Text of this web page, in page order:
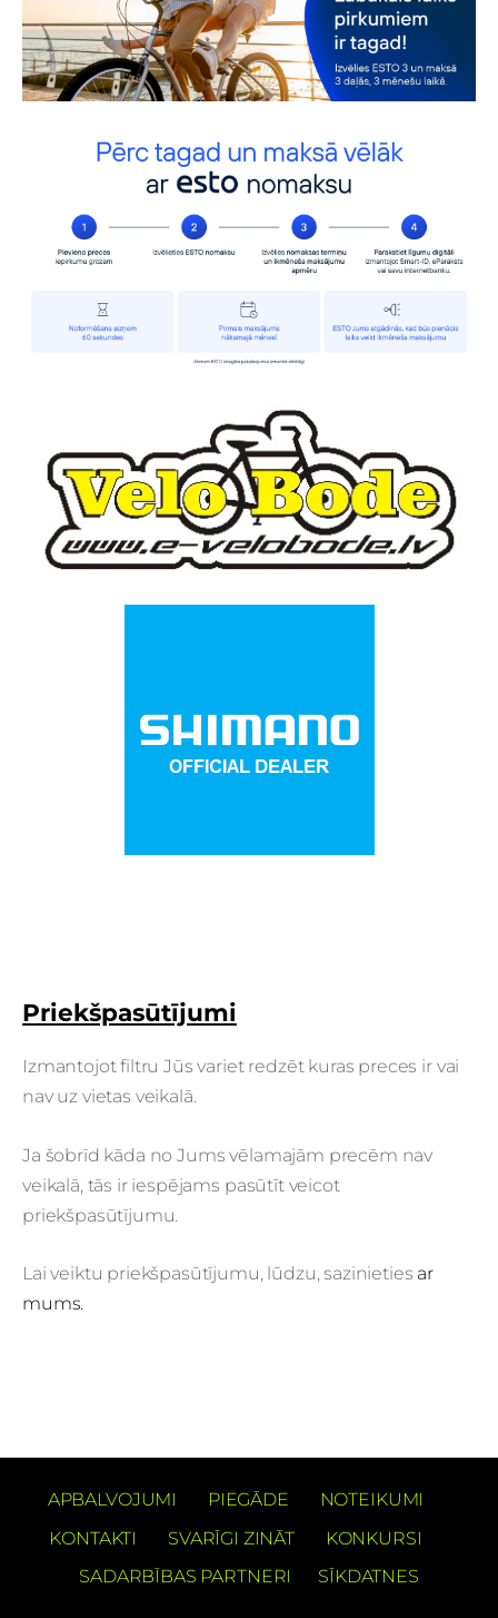
Priekšpasūtījumi
Izmantojot filtru Jūs variet redzēt kuras preces ir vai
nav uz vietas veikalā.
Ja šobrīd kāda no Jums vēlamajām precēm nav
veikalā, tās ir iespējams pasūtīt veicot
priekšpasūtījumu.
Lai veiktu priekšpasūtījumu, lūdzu, sazinieties ar
mums.
APBALVOJUMI PIEGĀDE
NOTEIKUMI
KONTAKTI
SVARĪGI ZINĀT
KONKURSI
SADARBĪBAS PARTNERI
SĪKDATNES